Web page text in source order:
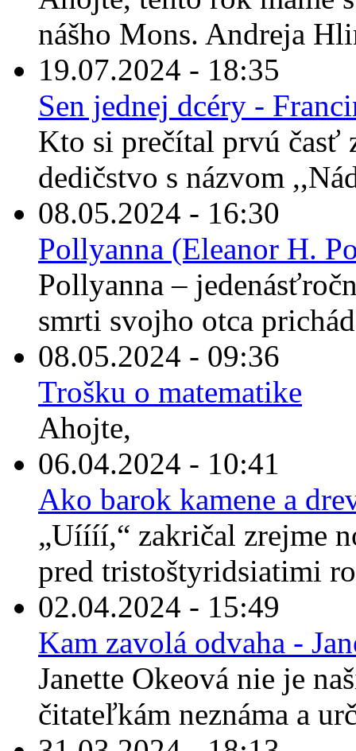
nášho Mons. Andreja
19.07.2024 - 18:35
Sen jednej dcéry -
Kto si prečítal prvú časť
dedičstvo s názvom
08.05.2024 - 16:30
Pollyanna (Eleanor H.
Pollyanna –
smrti svojho otca
08.05.2024 - 09:36
Trošku o matematike
Ahojte,
06.04.2024 - 10:41
Ako barok kamene a
„Uíííí,“ zakričal zrejme
pred tristoštyridsiatimi
02.04.2024 - 15:49
Kam zavolá odvaha -
Janette Okeová nie je
čitateľkám neznáma a